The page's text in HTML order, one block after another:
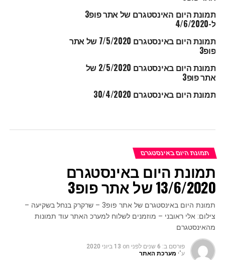
תמונת היום האינסטגרם של אתר פופ3
ל-4/6/2020
תמונת היום באינסטגרם 7/5/2020 של אתר
פופ3
תמונת היום באינסטגרם 2/5/2020 של
אתר פופ3
תמונת היום באינסטגרם 30/4/2020
תמונת היום באינסטגרם
תמונת היום באינסטגרם
13/6/2020 של אתר פופ3
תמונת היום באינסטגרם של אתר פופ3 – שרקרק בנחל בשקיעה –
צילום: אלי ראובני – מוזמנים לשלוח למערכ האתר עוד תמונות
מהאינסטגרם
פורסם ב: 6 שנים לפני on 13 ביוני 2020
ע"י מערכת האתר